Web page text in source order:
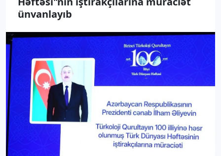
ünvanlayıb